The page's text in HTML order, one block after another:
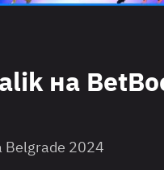
на
Belgrade 2024